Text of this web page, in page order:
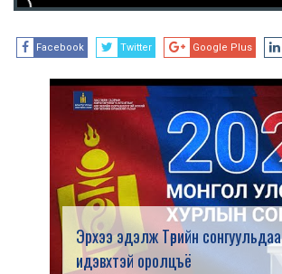
Facebook Twitter Google Plus
Эрхээ эдэлж Төрийн сонгуульдаа
идэвхтэй оролцъё